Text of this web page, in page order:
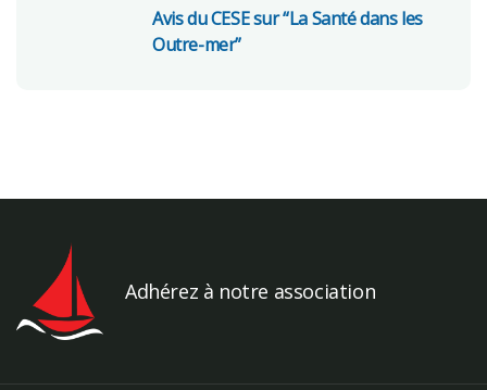
Avis du CESE sur “La Santé dans les
Outre-mer”
Adhérez à notre association